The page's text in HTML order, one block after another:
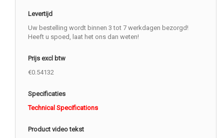
Levertijd
Uw bestelling wordt binnen 3 tot 7 werkdagen bezorgd!
Heeft u spoed, laat het ons dan weten!
Prijs excl btw
€0.54132
Specificaties
Technical Specifications
Product video tekst